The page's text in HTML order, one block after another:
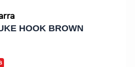
HOOK BROWN